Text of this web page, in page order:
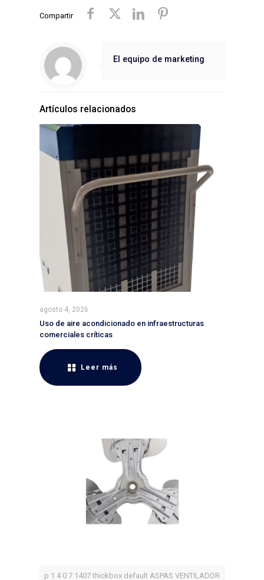
Compartir
El equipo de marketing
Artículos relacionados
agosto 4, 2026
Uso de aire acondicionado en infraestructuras
comerciales críticas
Leer más
p 1 4 0 7 1407 thickbox default ASPAS VENTILADOR